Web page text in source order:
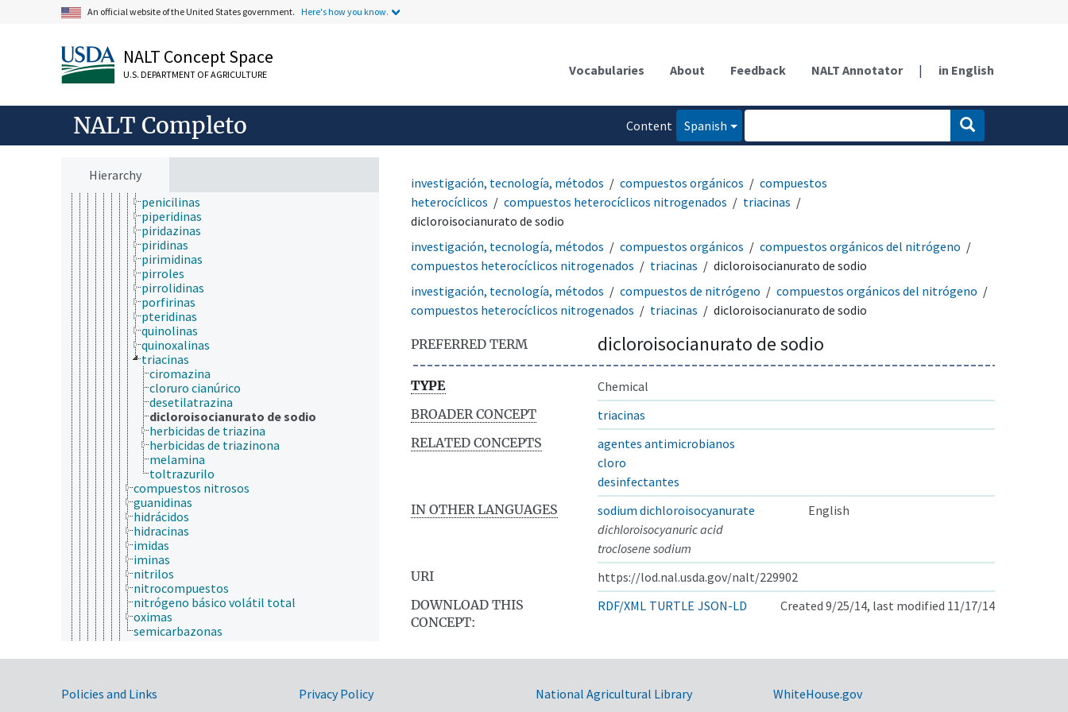
An official website of the United States government. Here's how you know.
NALT Concept Space
U.S. DEPARTMENT OF AGRICULTURE Vocabularies About Feedback NALT Annotator | in English
NALT Completo
Content
Spanish
Hierarchy
azoles
bencimidazoles
benzodiazepinas
fenotiazinas
indoles
indolizidinas
indolizinas
penicilinas
piperidinas
piridazinas
piridinas
pirimidinas
pirroles
pirrolidinas
porfirinas
pteridinas
quinolinas
quinoxalinas
triacinas
ciromazina
cloruro cianúrico
desetilatrazina
dicloroisocianurato de sodio
herbicidas de triazina
herbicidas de triazinona
melamina
toltrazurilo
compuestos nitrosos
guanidinas
hidrácidos
hidracinas
imidas
iminas
nitrilos
nitrocompuestos
nitrógeno básico volátil total
oximas
semicarbazonas
compuestos de selenio
compuestos inorgánicos
compuestos orgánicos
investigación, tecnología, métodos compuestos orgánicos
compuestos
heterocíclicos
compuestos heterocíclicos nitrogenados
triacinas
dicloroisocianurato de sodio
investigación, tecnología, métodos
compuestos orgánicos
compuestos orgánicos del nitrógeno
compuestos heterocíclicos nitrogenados
triacinas
dicloroisocianurato de sodio
investigación, tecnología, métodos
compuestos de nitrógeno
compuestos orgánicos del nitrógeno
compuestos heterocíclicos nitrogenados
triacinas dicloroisocianurato de sodio
PREFERRED TERM dicloroisocianurato de sodio
TYPE
Chemical
BROADER CONCEPT
triacinas
RELATED CONCEPTS
agentes antimicrobianos
cloro
desinfectantes
IN OTHER LANGUAGES
sodium dichloroisocyanurate
English
dichloroisocyanuric acid
troclosene sodium
URI
https://lod.nal.usda.gov/nalt/229902
DOWNLOAD THIS
CONCEPT:
RDF/XML TURTLE JSON-LD Created 9/25/14, last modified 11/17/14
Government Links
Policies and Links Privacy Policy National Agricultural Library WhiteHouse.gov